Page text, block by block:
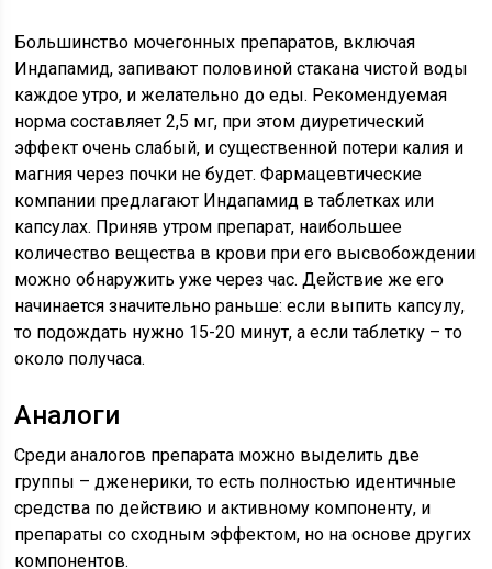
Большинство мочегонных препаратов, включая
Индапамид, запивают половиной стакана чистой воды
каждое утро, и желательно до еды. Рекомендуемая
норма составляет 2,5 мг, при этом диуретический
эффект очень слабый, и существенной потери калия и
магния через почки не будет. Фармацевтические
компании предлагают Индапамид в таблетках или
капсулах. Приняв утром препарат, наибольшее
количество вещества в крови при его высвобождении
можно обнаружить уже через час. Действие же его
начинается значительно раньше: если выпить капсулу,
то подождать нужно 15-20 минут, а если таблетку – то
около получаса.
Аналоги
Среди аналогов препарата можно выделить две
группы – дженерики, то есть полностью идентичные
средства по действию и активному компоненту, и
препараты со сходным эффектом, но на основе других
компонентов.